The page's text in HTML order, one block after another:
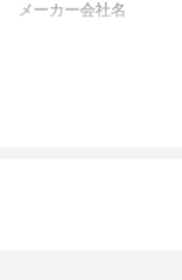
メーカー会社名